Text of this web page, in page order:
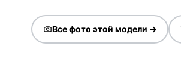
Все фото этой модели →